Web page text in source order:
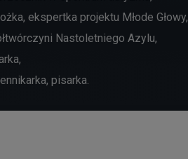
ekspertka projektu Młode Głowy,
Nastoletniego Azylu,
pisarka.